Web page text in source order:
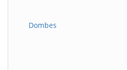
Dombes